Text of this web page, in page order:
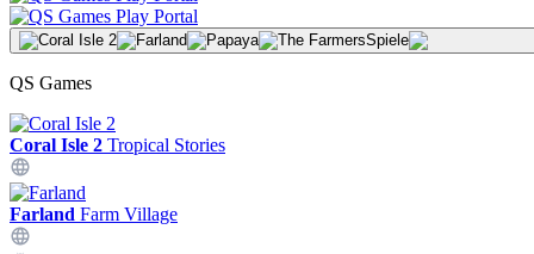
Spiele
QS Games
Coral Isle 2 Tropical Stories
Farland Farm Village